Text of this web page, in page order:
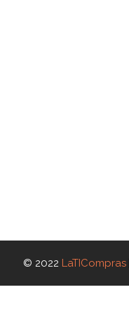
© 2022 LaTICompras